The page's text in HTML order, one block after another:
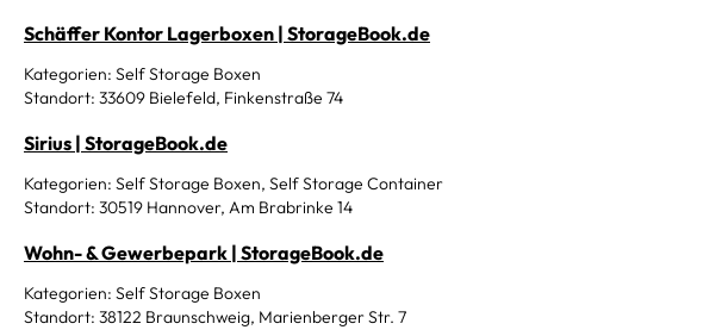
Schäffer Kontor Lagerboxen | StorageBook.de
Kategorien: Self Storage Boxen
Standort: 33609 Bielefeld, Finkenstraße 74
Sirius | StorageBook.de
Kategorien: Self Storage Boxen, Self Storage Container
Standort: 30519 Hannover, Am Brabrinke 14
Wohn- & Gewerbepark | StorageBook.de
Kategorien: Self Storage Boxen
Standort: 38122 Braunschweig, Marienberger Str. 7